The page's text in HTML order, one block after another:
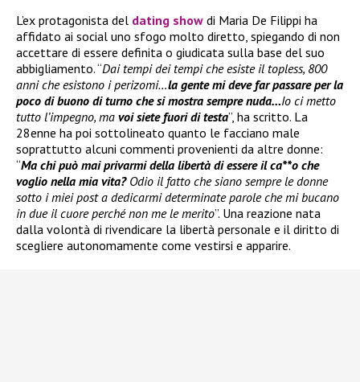
L’ex protagonista del dating show di Maria De Filippi ha
affidato ai social uno sfogo molto diretto, spiegando di non
accettare di essere definita o giudicata sulla base del suo
abbigliamento. “Dai tempi dei tempi che esiste il topless, 800
anni che esistono i perizomi…la gente mi deve far passare per la
poco di buono di turno che si mostra sempre nuda…Io ci metto
tutto l’impegno, ma voi siete fuori di testa”, ha scritto. La
28enne ha poi sottolineato quanto le facciano male
soprattutto alcuni commenti provenienti da altre donne:
“Ma chi può mai privarmi della libertà di essere il ca**o che
voglio nella mia vita? Odio il fatto che siano sempre le donne
sotto i miei post a dedicarmi determinate parole che mi bucano
in due il cuore perché non me le merito”. Una reazione nata
dalla volontà di rivendicare la libertà personale e il diritto di
scegliere autonomamente come vestirsi e apparire.